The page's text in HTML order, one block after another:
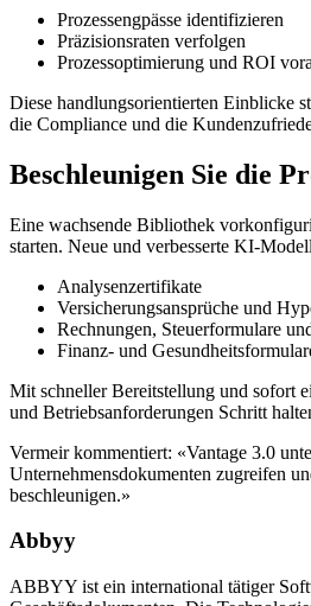
Prozessengpässe identifizieren
Präzisionsraten verfolgen
Prozessoptimierung und ROI
Diese handlungsorientierten Einblicke
die Compliance und die
Beschleunigen Sie die
Eine wachsende Bibliothek
starten. Neue und verbesserte KI-
Analysenzertifikate
Versicherungsansprüche und
Rechnungen, Steuerformulare
Finanz- und
Mit schneller Bereitstellung und sofort
und Betriebsanforderungen Schritt
Vermeir kommentiert: «Vantage 3.0
Unternehmensdokumenten zugreifen
beschleunigen.»
Abbyy
ABBYY ist ein international tätiger